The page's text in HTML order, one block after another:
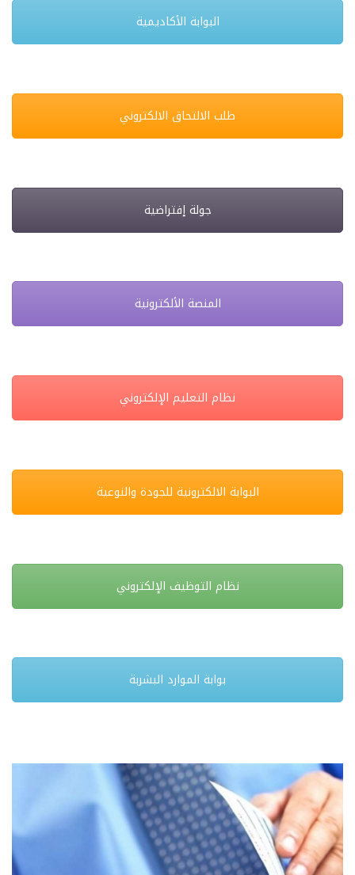
البوابة الأكاديمية
طلب الالتحاق الالكتروني
جولة إفتراضية
المنصة الألكترونية
نظام التعليم الإلكتروني
البوابة الالكترونية للجودة والنوعية
نظام التوظيف الإلكتروني
بوابة الموارد البشربة